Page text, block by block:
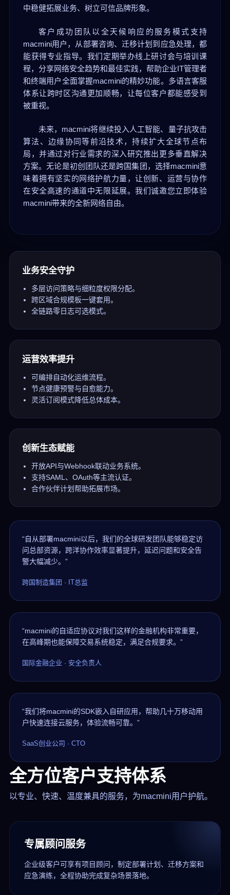
中稳健拓展业务、树立可信品牌形象。
客户成功团队以全天候响应的服务模式支持
macmini用户，从部署咨询、迁移计划到应急处理，都
能获得专业指导。我们定期举办线上研讨会与培训课
程，分享网络安全趋势和最佳实践，帮助企业IT管理者
和终端用户全面掌握macmini的精妙功能。多语言客服
体系让跨时区沟通更加顺畅，让每位客户都能感受到
被重视。
未来，macmini将继续投入人工智能、量子抗攻击
算法、边缘协同等前沿技术，持续扩大全球节点布
局，并通过对行业需求的深入研究推出更多垂直解决
方案。无论是初创团队还是跨国集团，选择macmini意
味着拥有坚实的网络护航力量，让创新、运营与协作
在安全高速的通道中无限延展。我们诚邀您立即体验
macmini带来的全新网络自由。
业务安全守护
多层访问策略与细粒度权限分配。
跨区域合规模板一键套用。
全链路零日志可选模式。
运营效率提升
可编排自动化运维流程。
节点健康预警与自愈能力。
灵活订阅模式降低总体成本。
创新生态赋能
开放API与Webhook联动业务系统。
支持SAML、OAuth等主流认证。
合作伙伴计划帮助拓展市场。
“自从部署macmini以后，我们的全球研发团队能够稳定访
问总部资源，跨洋协作效率显著提升，延迟问题和安全告
警大幅减少。”
跨国制造集团 · IT总监
“macmini的自适应协议对我们这样的金融机构非常重要，
在高峰期也能保障交易系统稳定，满足合规要求。”
国际金融企业 · 安全负责人
“我们将macmini的SDK嵌入自研应用，帮助几十万移动用
户快速连接云服务，体验流畅可靠。”
SaaS创业公司 · CTO
全方位客户支持体系
以专业、快速、温度兼具的服务，为macmini用户护航。
专属顾问服务
企业级客户可享有项目顾问，制定部署计划、迁移方案和
应急演练，全程协助完成复杂场景落地。